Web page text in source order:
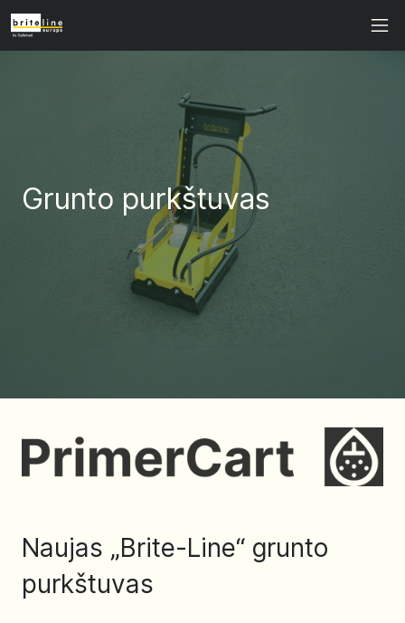
Grunto purkštuvas
Naujas „Brite-Line“ grunto
purkštuvas